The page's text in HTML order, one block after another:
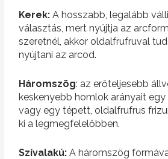
Kerek:A hosszabb, legalább
választás, mert nyújtja az
szeretnél, akkor oldalfrufruval
nyújtani az arcod.
Háromszög: az erőteljesebb
keskenyebb homlok arányait egy
vagy egy tépett, oldalfrufrus
ki a legmegfelelőbben.
Szívalakú:A háromszög